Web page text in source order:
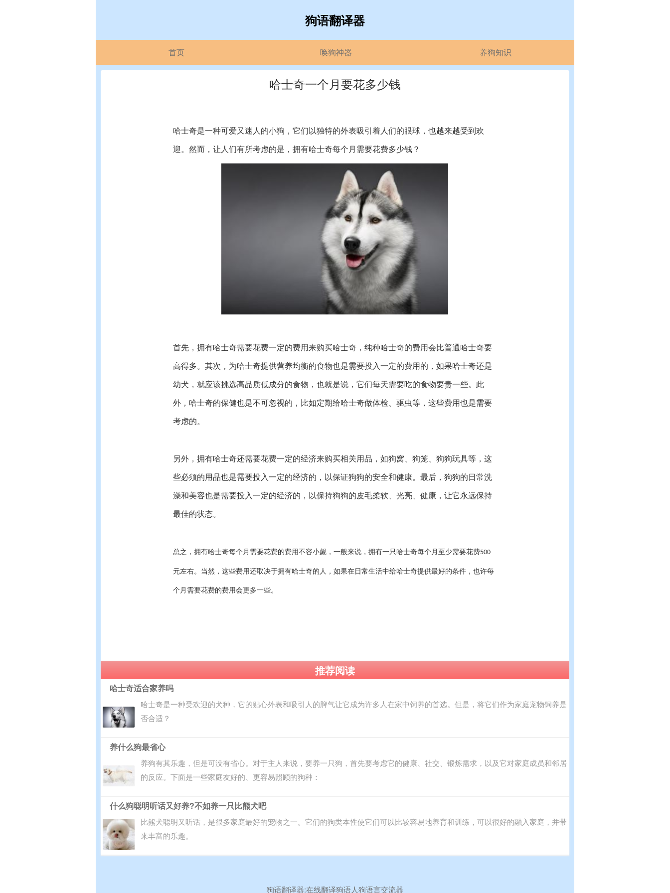
狗语翻译器
首页 唤狗神器 养狗知识
哈士奇一个月要花多少钱
哈士奇是一种可爱又迷人的小狗，它们以独特的外表吸引着人们的眼球，也越来越受到欢
迎。然而，让人们有所考虑的是，拥有哈士奇每个月需要花费多少钱？
首先，拥有哈士奇需要花费一定的费用来购买哈士奇，纯种哈士奇的费用会比普通哈士奇要
高得多。其次，为哈士奇提供营养均衡的食物也是需要投入一定的费用的，如果哈士奇还是
幼犬，就应该挑选高品质低成分的食物，也就是说，它们每天需要吃的食物要贵一些。此
外，哈士奇的保健也是不可忽视的，比如定期给哈士奇做体检、驱虫等，这些费用也是需要
考虑的。
另外，拥有哈士奇还需要花费一定的经济来购买相关用品，如狗窝、狗笼、狗狗玩具等，这
些必须的用品也是需要投入一定的经济的，以保证狗狗的安全和健康。最后，狗狗的日常洗
澡和美容也是需要投入一定的经济的，以保持狗狗的皮毛柔软、光亮、健康，让它永远保持
最佳的状态。
总之，拥有哈士奇每个月需要花费的费用不容小觑，一般来说，拥有一只哈士奇每个月至少需要花费500
元左右。当然，这些费用还取决于拥有哈士奇的人，如果在日常生活中给哈士奇提供最好的条件，也许每
个月需要花费的费用会更多一些。
推荐阅读
哈士奇适合家养吗
哈士奇是一种受欢迎的犬种，它的贴心外表和吸引人的脾气让它成为许多人在家中饲养的首选。但是，将它们作为家庭宠物饲养是
否合适？
养什么狗最省心
养狗有其乐趣，但是可没有省心。对于主人来说，要养一只狗，首先要考虑它的健康、社交、锻炼需求，以及它对家庭成员和邻居
的反应。下面是一些家庭友好的、更容易照顾的狗种：
什么狗聪明听话又好养?不如养一只比熊犬吧
比熊犬聪明又听话，是很多家庭最好的宠物之一。它们的狗类本性使它们可以比较容易地养育和训练，可以很好的融入家庭，并带
来丰富的乐趣。
狗语翻译器:在线翻译狗语人狗语言交流器